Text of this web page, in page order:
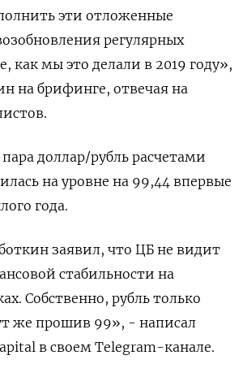
эти отложенные
регулярных
как мы это делали в 2019 году»,
на брифинге, отвечая на
доллар/рубль расчетами
на уровне на 99,44 впервые
года.
заявил, что ЦБ не видит
стабильности на
Собственно, рубль только
же прошив 99», - написал
в своем Telegram-канале.